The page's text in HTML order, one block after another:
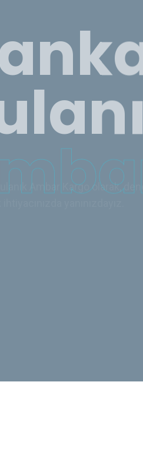
Ambar Kargo olarak,
ihtiyacınızda yanınızdayız.